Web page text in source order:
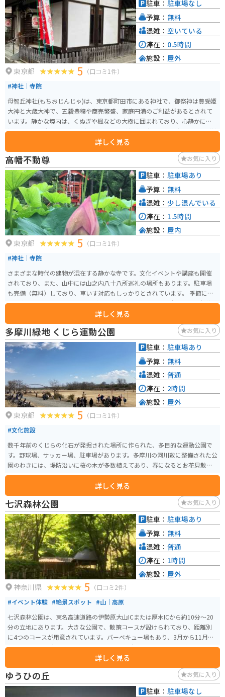
は、滝山城跡や、高尾山など、観光スポットも点在しているので、観光拠点
としても活用できます。 八王子滝山を訪れた際には、ぜひ地元産の野菜や、
特産品のお土産を購入してみてください。
東京都 5 （口コミ1件）
#神社｜寺院
母智丘神社(もちおじんじゃ)は、東京都町田市にある神社で、御祭神は豊受姫
大神と大歳大神で、五穀豊穣や商売繁盛、家庭円満のご利益があるとされて
います。静かな境内は、くぬぎや楓などの大樹に囲まれており、心静かに参
拝できます。大正8年（1919）黒木昇夫妻が宮崎県都城市に鎮座する母智丘神
社の御神徳を感得し、御分霊を自宅に勧請して祀ったことに始まると伝えら
れています。 神社の見どころの一つは、七福神の一柱である弁財天を祀って
いる点です。弁財天は芸術や財運の神として知られており、芸術家や商売人
にとって特に重要な存在です。また、原町田七福神巡りの一部としても訪れ
る価値があります。
詳しく見る
駐車： 駐車場なし
予算： 無料
混雑： 空いている
滞在： 0.5時間
施設： 屋外
高幡不動尊 お気に入り
東京都 5 （口コミ1件）
#神社｜寺院
さまざまな時代の建物が混在する静かな寺です。文化イベントや講座も開催
されており、また、山中には山之内八十八所巡礼の場所もあります。駐車場
も完備（無料）しており、車いす対応もしっかりとされています。 季節によ
って楽しめることが異なりますが、一年中楽しめます。この寺は日野七福神
の一つである弁財天が鎮座しています。また、池の蓮の花も必見です。
詳しく見る
駐車： 駐車場あり
予算： 無料
混雑： 少し混んでいる
滞在： 1.5時間
施設： 屋内
多摩川緑地 くじら運動公園 お気に入り
東京都 5 （口コミ1件）
#文化施設
数千年前のくじらの化石が発掘された場所に作られた、多目的な運動公園で
す。野球場、サッカー場、駐車場があります。多摩川の河川敷に整備された公
園のわきには、堤防沿いに桜の木が多数植えてあり、春になるとお花見散策
の人々でにぎわいます。
詳しく見る
駐車： 駐車場あり
予算： 無料
混雑： 普通
滞在： 2時間
施設： 屋外
七沢森林公園 お気に入り
神奈川県 5 （口コミ2件）
#イベント体験 #絶景スポット #山｜高原
七沢森林公園は、東名高速道路の伊勢原大山ICまたは厚木ICから約10分～20
分の立地にあります。大きな公園で、散策コースが設けられており、距離別
に4つのコースが用意されています。バーベキュー場もあり、3月から11月ま
で利用可能で、事前予約が必要です。 また、森のアトリエという施設では日
曜日や祝日に陶芸体験もできます。周辺には七沢温泉もあり、日帰り入浴も
楽しむことができます。七沢は、パワースポットとしても知られており、多
くの観光客に訪れられています。
詳しく見る
駐車： 駐車場あり
予算： 無料
混雑： 普通
滞在： 1時間
施設： 屋外
ゆうひの丘 お気に入り
駐車： 駐車場なし